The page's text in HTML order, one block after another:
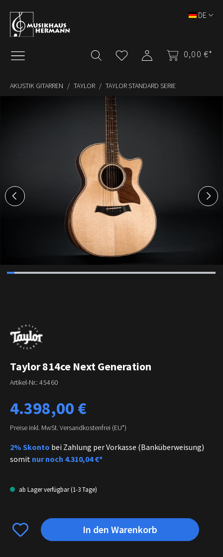
Zum Hauptinhalt springen
0,00 €*
DE
AKUSTIK GITARREN TAYLOR TAYLOR STANDARD SERIE
Taylor 814ce Next Generation
Artikel-Nr.: 45460
Regulärer Preis:
4.398,00 €
Preise inkl. MwSt. Versandkostenfrei (EU*)
2% Skonto bei Zahlung per Vorkasse (Banküberweisung)
somit nur noch 4.310,04 €*
ab Lager verfügbar (1-3 Tage)
In den Warenkorb